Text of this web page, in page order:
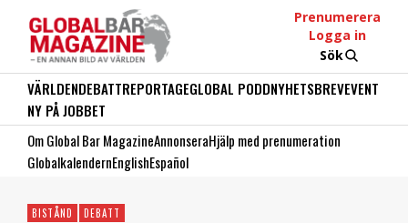
Prenumerera
Logga in
Sök
VÄRLDENDEBATTREPORTAGEGLOBAL PODDNYHETSBREVEVENT
NY PÅ JOBBET
Om Global Bar MagazineAnnonseraHjälp med prenumeration
GlobalkalendernEnglishEspañol
BISTÅND DEBATT